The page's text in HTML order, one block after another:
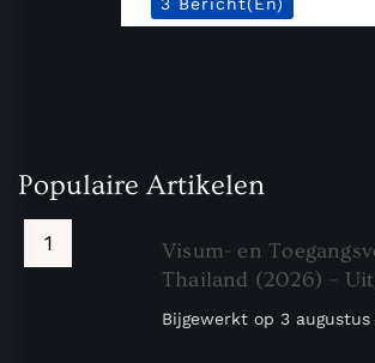
Populaire Artikelen
Visum- en
Thailand (2026) –
Bijgewerkt op 3 augustus